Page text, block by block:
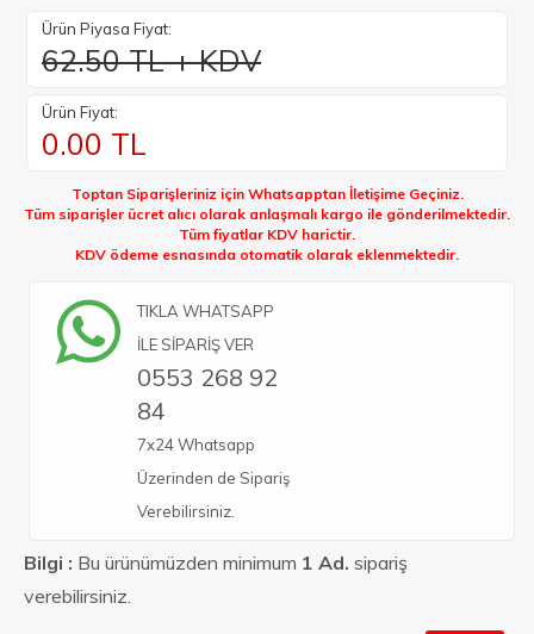
Ürün Piyasa Fiyat:
62.50 TL + KDV
Ürün Fiyat:
0.00 TL
Toptan Siparişleriniz için Whatsapptan İletişime Geçiniz.
Tüm siparişler ücret alıcı olarak anlaşmalı kargo ile gönderilmektedir.
Tüm fiyatlar KDV harictir.
KDV ödeme esnasında otomatik olarak eklenmektedir.
TIKLA WHATSAPP
İLE SİPARİŞ VER
0553 268 92
84
7x24 Whatsapp
Üzerinden de Sipariş
Verebilirsiniz.
Bilgi : Bu ürünümüzden minimum 1 Ad. sipariş
verebilirsiniz.